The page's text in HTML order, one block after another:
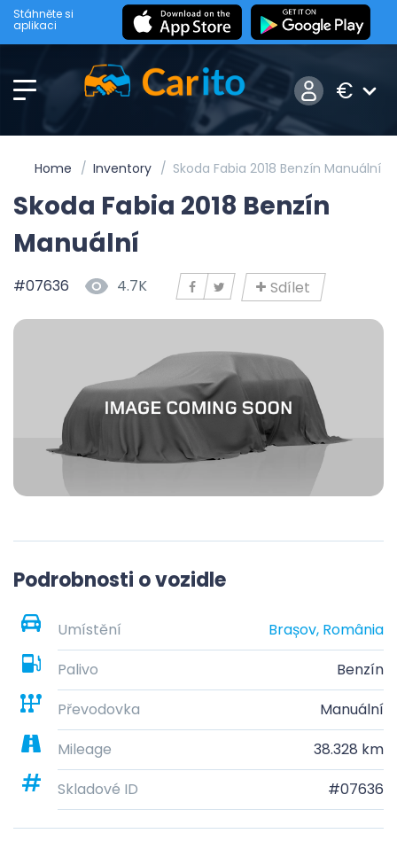
Stáhněte si
aplikaci
€
Home Inventory Skoda Fabia 2018 Benzín Manuální
Skoda Fabia 2018 Benzín
Manuální
#07636 4.7K Sdílet
Podrobnosti o vozidle
Umístění
Brașov, România
Palivo
Benzín
Převodovka
Manuální
Mileage
38.328 km
Skladové ID
#07636